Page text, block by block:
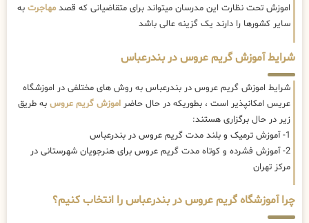
اموزش تحت نظارت این مدرسان میتواند برای متقاضیانی که قصد مهاجرت به
سایر کشورها را دارند یک گزینه عالی باشد
شرایط آموزش گریم عروس در بندرعباس
شرایط اموزش گریم عروس در بندرعباس به روش های مختلفی در اموزشگاه
عریس امکانپذیر است ، بطوریکه در حال حاضر اموزش گریم عروس به طریق
زیر در حال برگزاری هستند:
1- آموزش ترمیک و بلند مدت گریم عروس در بندرعباس
2- آموزش فشرده و کوتاه مدت گریم عروس برای هنرجویان شهرستانی در
مرکز تهران
چرا آموزشگاه گریم عروس در بندرعباس را انتخاب کنیم؟